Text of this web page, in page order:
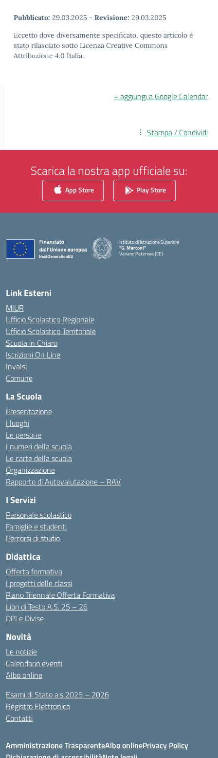
Pubblicato: 29.03.2025 - Revisione: 29.03.2025
Eccetto dove diversamente specificato, questo articolo è
stato rilasciato sotto Licenza Creative Commons
Attribuzione 4.0 Italia.
+ aggiungi a Google Calendar
Stampa / Condividi
Scarica la nostra app ufficiale su:
App Store Play Store
Istituto di Istruzione Superiore
"G. Marconi"
Vairano Patenora (CE)
Link Esterni
MIUR
Ufficio Scolastico Regionale
Ufficio Scolastico Territoriale
Scuola in Chiaro
Iscrizioni On Line
Invalsi
Comune
La Scuola
Presentazione
I luoghi
Le persone
I numeri della scuola
Le carte della scuola
Organizzazione
Rapporto di Autovalutazione – RAV
I Servizi
Personale scolastico
Famiglie e studenti
Percorsi di studio
Didattica
Offerta formativa
I progetti delle classi
Piano Triennale Offerta Formativa
Libri di Testo A.S. 25 – 26
DPI e Divise
Novità
Le notizie
Calendario eventi
Albo online
Esami di Stato a.s 2025 – 2026
Registro Elettronico
Contatti
Amministrazione TrasparenteAlbo onlinePrivacy Policy